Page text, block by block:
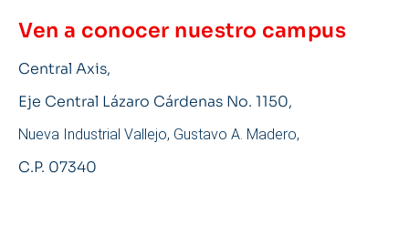
Ven a conocer nuestro campus
Central Axis,
Eje Central Lázaro Cárdenas No. 1150,
Nueva Industrial Vallejo, Gustavo A. Madero,
C.P. 07340